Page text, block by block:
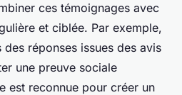
ces témoignages avec
et ciblée. Par exemple,
réponses issues des avis
une preuve sociale
est reconnue pour créer un